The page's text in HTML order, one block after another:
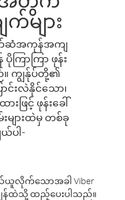
များ
က်ဆံအကုန်အကျ
ကြာကြာ ဖုန်း
။ ကျွန်ုပ်တို့၏
င်းလဲနိုင်သော၊
ဖြင့် ဖုန်းခေါ်
ျားထဲမှ တစ်ခု
ပါ-
လိုက်သောအခါ Viber
ထဲသို့ ထည့်ပေးပါသည်။